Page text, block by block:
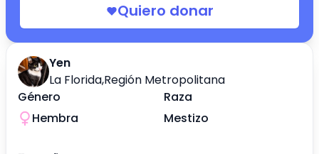
Yen
La Florida,Región Metropolitana
Género
Hembra
Raza
Mestizo
Quiero donar